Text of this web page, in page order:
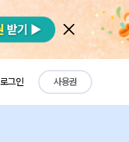
로그인 사용권